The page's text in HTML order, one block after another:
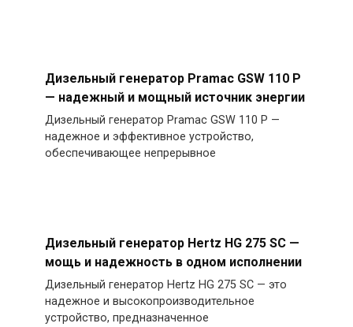
Дизельный генератор Pramac GSW 110 P
— надежный и мощный источник энергии
Дизельный генератор Pramac GSW 110 P —
надежное и эффективное устройство,
обеспечивающее непрерывное
Дизельный генератор Hertz HG 275 SC —
мощь и надежность в одном исполнении
Дизельный генератор Hertz HG 275 SC — это
надежное и высокопроизводительное
устройство, предназначенное